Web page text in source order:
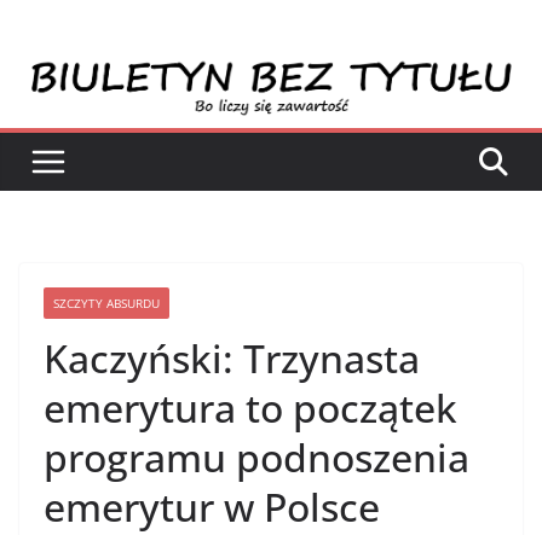
treści
SZCZYTY ABSURDU
Kaczyński: Trzynasta
emerytura to początek
programu podnoszenia
emerytur w Polsce